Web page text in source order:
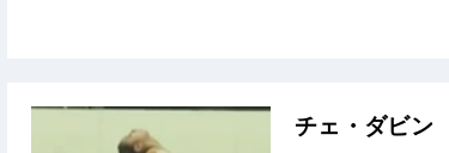
チェ・ダビ